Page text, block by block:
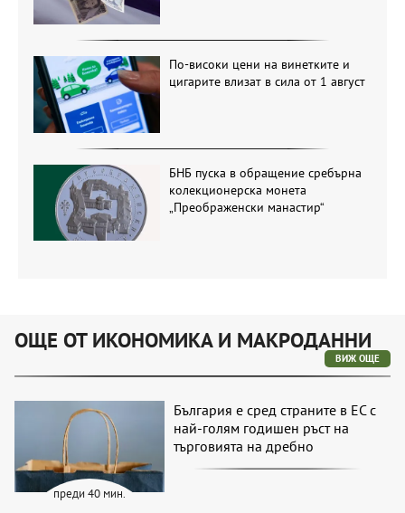
По-високи цени на винетките и
цигарите влизат в сила от 1 август
БНБ пуска в обращение сребърна
колекционерска монета
„Преображенски манастир“
ОЩЕ ОТ ИКОНОМИКА И МАКРОДАННИ
ВИЖ ОЩЕ
преди 40 мин.
България е сред страните в ЕС с
най-голям годишен ръст на
търговията на дребно